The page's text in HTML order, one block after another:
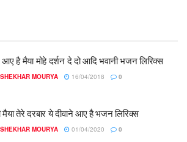
आए है मैया मोहे दर्शन दे दो आदि भवानी भजन लिरिक्स
SHEKHAR MOURYA 16/04/2018 0
मैया तेरे दरबार ये दीवाने आए है भजन लिरिक्स
SHEKHAR MOURYA 01/04/2020 0